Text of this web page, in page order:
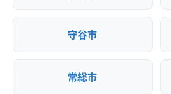
守谷市
常総市